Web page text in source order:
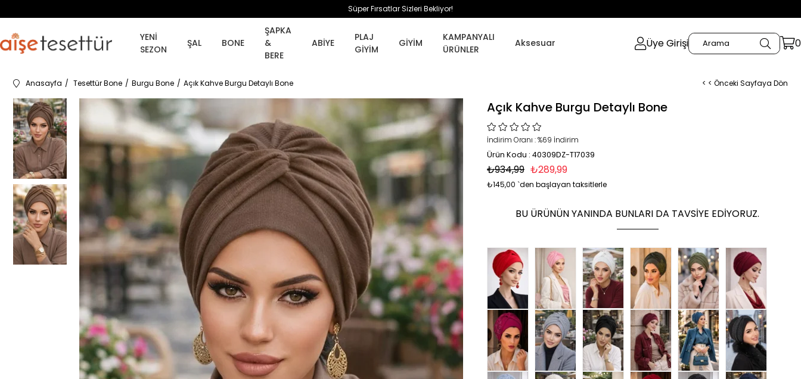
Süper Fırsatlar Sizleri Bekliyor!
YENİ
SEZON
ŞAL BONE
ŞAPKA
&
BERE
ABİYE
PLAJ
GİYİM
GİYİM
KAMPANYALI
ÜRÜNLER
Aksesuar Üye Girişi 0
Anasayfa Tesettür Bone Burgu Bone Açık Kahve Burgu Detaylı Bone < < Önceki Sayfaya Dön
Açık Kahve Burgu Detaylı Bone
İndirim Oranı :%69 İndirim
Ürün Kodu : 40309DZ-T17039
₺934,99 ₺289,99
₺145,00 `den başlayan taksitlerle
BU ÜRÜNÜN YANINDA BUNLARI DA TAVSIYE EDIYORUZ.